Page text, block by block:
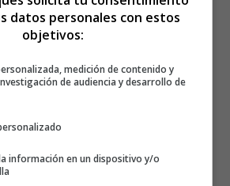
de sentar a los bebés
correcta puede ofrecer los siguientes
y seguridad.
que evita daños y deformaciones
datos personales con estos
objetivos:
medición de contenido y
de audiencia y desarrollo de
información en un dispositivo y/o